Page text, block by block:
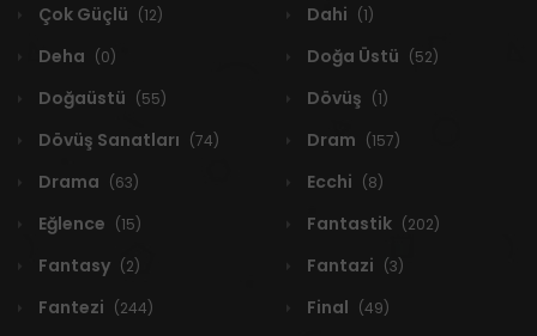
Çok Güçlü (12) Dahi (1)
Deha (0) Doğa Üstü (52)
Doğaüstü (55) Dövüş (1)
Dövüş Sanatları (74) Dram (157)
Drama (63) Ecchi (8)
Eğlence (15) Fantastik (202)
Fantasy (2) Fantazi (3)
Fantezi (244) Final (49)